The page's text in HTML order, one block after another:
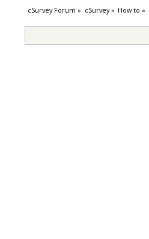
cSurvey Forum » cSurvey» How to »